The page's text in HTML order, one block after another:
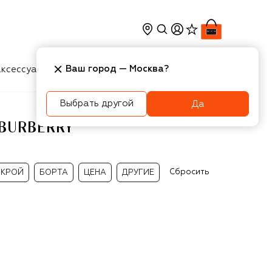
Косметика Интерьер
КРОЙ БОРТА ЦЕНА ДРУГИЕ Сбросить
Ваш город — Москва?
Выбрать другой Да